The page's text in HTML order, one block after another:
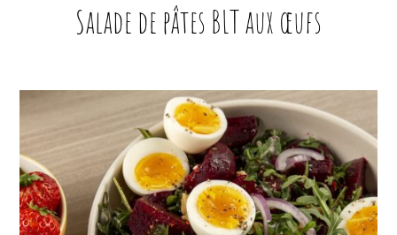
Salade de pâtes BLT aux œufs